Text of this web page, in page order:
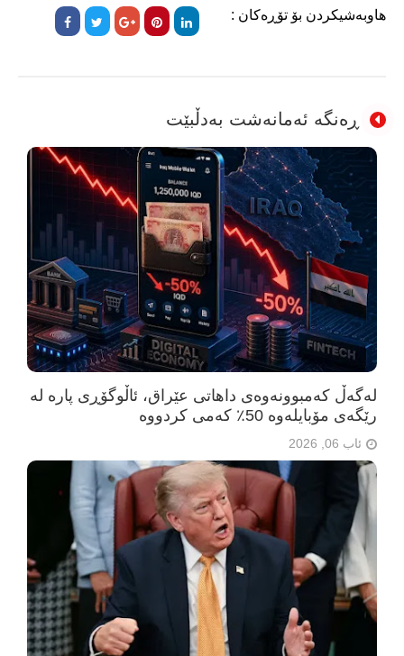
هاوبەشیکردن بۆ تۆڕەکان :
ڕەنگە ئەمانەشت بەدڵبێت
لەگەڵ کەمبوونەوەی داهاتی عێراق، ئاڵوگۆڕی پارە لە
رێگەی مۆبایلەوە 50٪ کەمی کردووە
ئاب 06, 2026